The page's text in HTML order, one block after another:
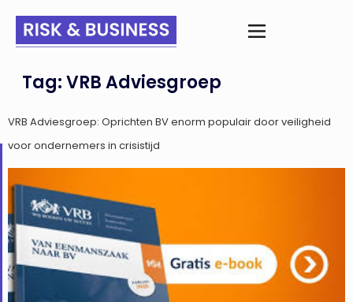
Tag:VRB Adviesgroep
VRB Adviesgroep: Oprichten BV enorm populair door veiligheid
voor ondernemers in crisistijd